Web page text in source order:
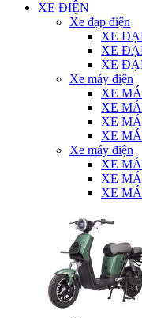
XE ĐIỆN
Xe đạp điện
XE
XE
XE
Xe máy điện
XE
XE
XE
XE
Xe máy điện
XE
XE
XE